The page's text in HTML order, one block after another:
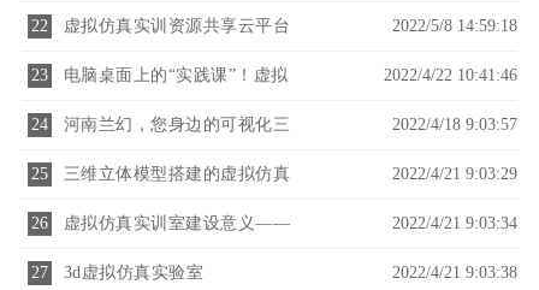
目正式启动！
22 虚拟仿真实训资源共享云平台
是教育部门建设的重要内容
2022/5/8 14:59:18
23 电脑桌面上的“实践课”！虚拟
仿真实训教学必备软件
2022/4/22 10:41:46
24 河南兰幻，您身边的可视化三
维仿真软件专家
2022/4/18 9:03:57
25 三维立体模型搭建的虚拟仿真
软件具备以下功能
2022/4/21 9:03:29
26 虚拟仿真实训室建设意义——
河南兰幻
2022/4/21 9:03:34
27 3d虚拟仿真实验室 2022/4/21 9:03:38